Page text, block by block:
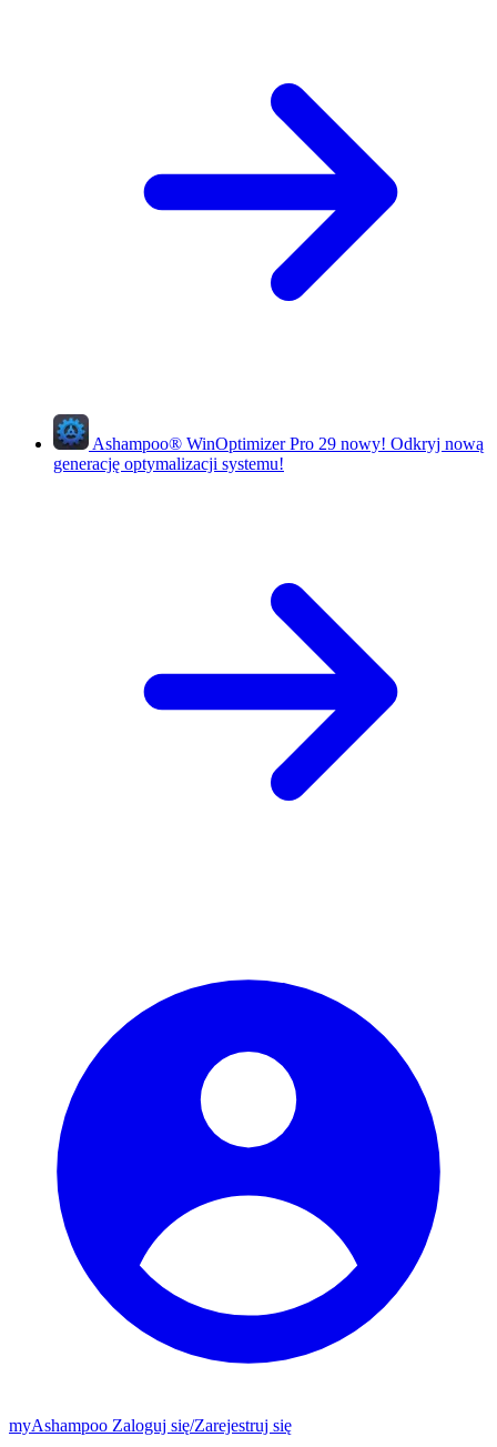
Ashampoo® WinOptimizer Pro 29 nowy! Odkryj nową
generację optymalizacji systemu!
myAshampoo Zaloguj się/Zarejestruj się